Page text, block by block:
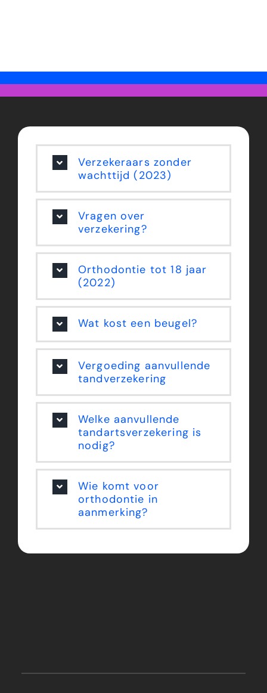
Verzekeraars zonder
wachttijd (2023)
Vragen over
verzekering?
Orthodontie tot 18 jaar
(2022)
Wat kost een beugel?
Vergoeding aanvullende
tandverzekering
Welke aanvullende
tandartsverzekering is
nodig?
Wie komt voor
orthodontie in
aanmerking?